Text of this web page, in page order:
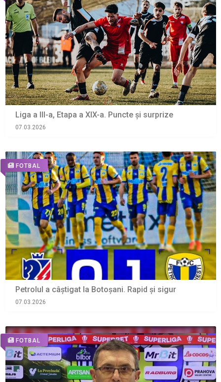
Liga a III-a, Etapa a XIX-a. Puncte și surprize
07.03.2026
FOTBAL
Petrolul a câștigat la Botoșani. Rapid și sigur
07.03.2026
FOTBAL